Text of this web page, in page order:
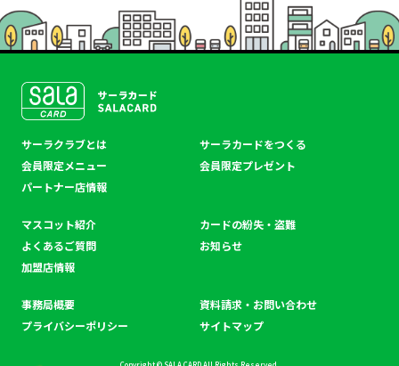
ブ
サーラクラブとは
サーラカードをつくる
会員限定メニュー
会員限定プレゼント
パートナー店情報
マスコット紹介
カードの紛失・盗難
よくあるご質問
お知らせ
加盟店情報
事務局概要
資料請求・お問い合わせ
プライバシーポリシー
サイトマップ